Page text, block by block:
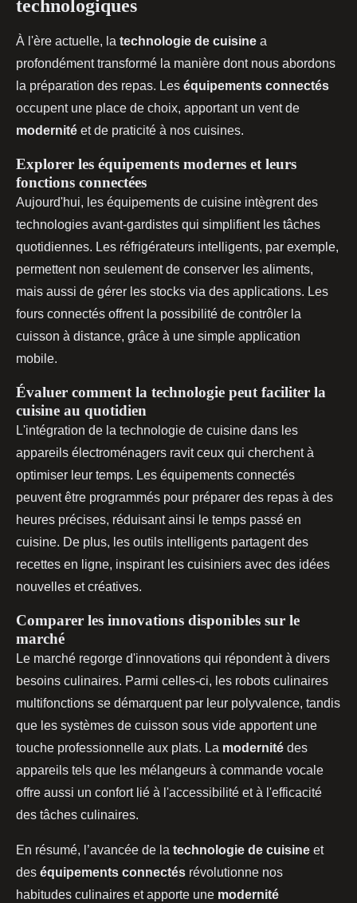
technologiques
À l'ère actuelle, la technologie de cuisine a
profondément transformé la manière dont nous abordons
la préparation des repas. Les équipements connectés
occupent une place de choix, apportant un vent de
modernité et de praticité à nos cuisines.
Explorer les équipements modernes et leurs
fonctions connectées
Aujourd'hui, les équipements de cuisine intègrent des
technologies avant-gardistes qui simplifient les tâches
quotidiennes. Les réfrigérateurs intelligents, par exemple,
permettent non seulement de conserver les aliments,
mais aussi de gérer les stocks via des applications. Les
fours connectés offrent la possibilité de contrôler la
cuisson à distance, grâce à une simple application
mobile.
Évaluer comment la technologie peut faciliter la
cuisine au quotidien
L'intégration de la technologie de cuisine dans les
appareils électroménagers ravit ceux qui cherchent à
optimiser leur temps. Les équipements connectés
peuvent être programmés pour préparer des repas à des
heures précises, réduisant ainsi le temps passé en
cuisine. De plus, les outils intelligents partagent des
recettes en ligne, inspirant les cuisiniers avec des idées
nouvelles et créatives.
Comparer les innovations disponibles sur le
marché
Le marché regorge d'innovations qui répondent à divers
besoins culinaires. Parmi celles-ci, les robots culinaires
multifonctions se démarquent par leur polyvalence, tandis
que les systèmes de cuisson sous vide apportent une
touche professionnelle aux plats. La modernité des
appareils tels que les mélangeurs à commande vocale
offre aussi un confort lié à l'accessibilité et à l'efficacité
des tâches culinaires.
En résumé, l’avancée de la technologie de cuisine et
des équipements connectés révolutionne nos
habitudes culinaires et apporte une modernité